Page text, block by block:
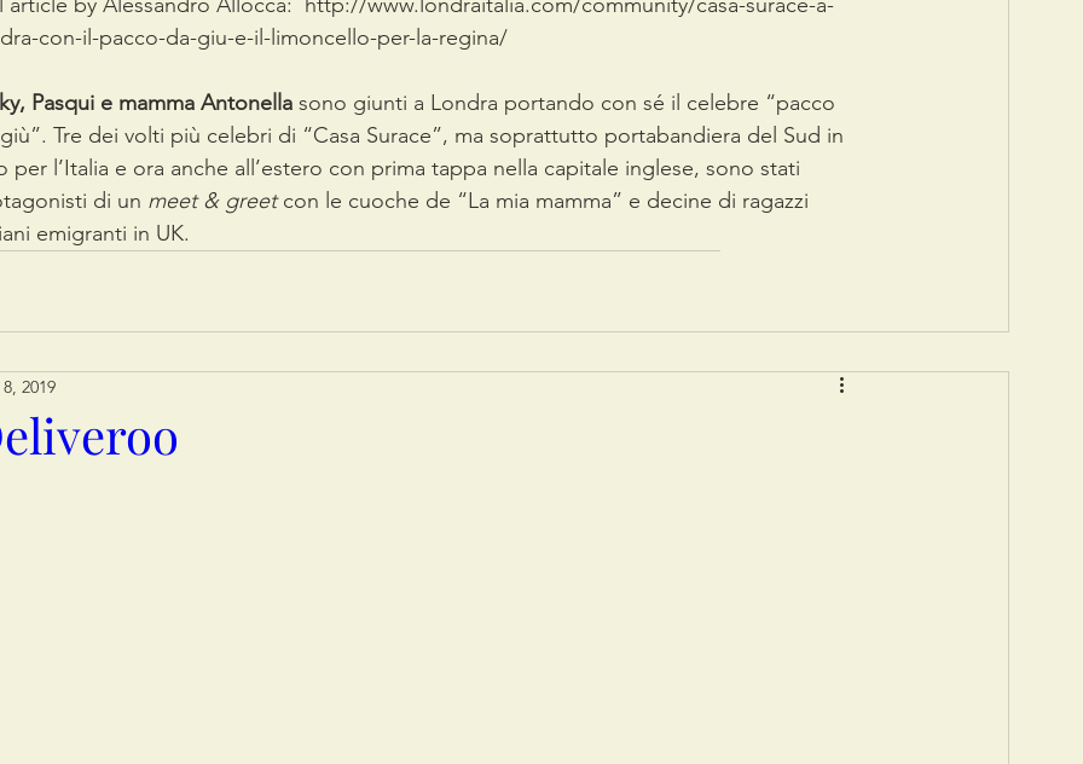
article by Alessandro Allocca:  http://www.londraitalia.com/community/casa-surace-a-
con-il-pacco-da-giu-e-il-limoncello-per-la-regina/
Pasqui e mamma Antonella sono giunti a Londra portando con sé il celebre “pacco
Tre dei volti più celebri di “Casa Surace”, ma soprattutto portabandiera del Sud in
per l’Italia e ora anche all’estero con prima tappa nella capitale inglese, sono stati
di un meet & greet con le cuoche de “La mia mamma” e decine di ragazzi
emigranti in UK.
2019